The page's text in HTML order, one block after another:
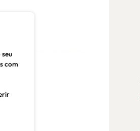
com